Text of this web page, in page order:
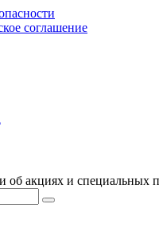
соглашение
об акциях и специальных